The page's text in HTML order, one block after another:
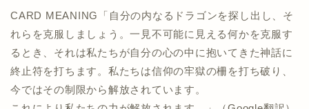
CARD MEANING「自分の内なるドラゴンを探し出し、そ
れらを克服しましょう。一見不可能に見える何かを克服す
るとき、それは私たちが自分の心の中に抱いてきた神話に
終止符を打ちます。私たちは信仰の牢獄の柵を打ち破り、
今ではその制限から解放されています。